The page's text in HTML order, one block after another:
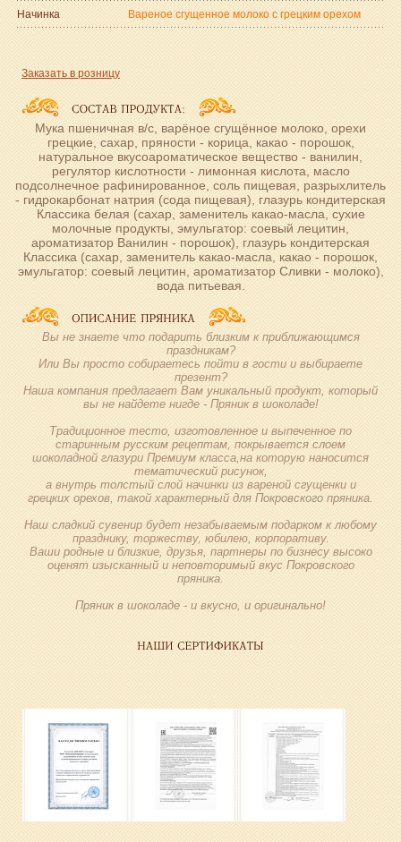
Начинка Вареное сгущенное молоко с грецким орехом
Заказать в розницу
Мука пшеничная в/с, варёное сгущённое молоко, орехи
грецкие, сахар, пряности - корица, какао - порошок,
натуральное вкусоароматическое вещество - ванилин,
регулятор кислотности - лимонная кислота, масло
подсолнечное рафинированное, соль пищевая, разрыхлитель
- гидрокарбонат натрия (сода пищевая), глазурь кондитерская
Классика белая (сахар, заменитель какао-масла, сухие
молочные продукты, эмульгатор: соевый лецитин,
ароматизатор Ванилин - порошок), глазурь кондитерская
Классика (сахар, заменитель какао-масла, какао - порошок,
эмульгатор: соевый лецитин, ароматизатор Сливки - молоко),
вода питьевая.
Вы не знаете что подарить близким к приближающимся
праздникам?
Или Вы просто собираетесь пойти в гости и выбираете
презент?
Наша компания предлагает Вам уникальный продукт, который
вы не найдете нигде - Пряник в шоколаде!
Традиционное тесто, изготовленное и выпеченное по
старинным русским рецептам, покрывается слоем
шоколадной глазури Премиум класса,на которую наносится
тематический рисунок,
а внутрь толстый слой начинки из вареной сгущенки и
грецких орехов, такой характерный для Покровского пряника.
Наш сладкий сувенир будет незабываемым подарком к любому
празднику, торжеству, юбилею, корпоративу.
Ваши родные и близкие, друзья, партнеры по бизнесу высоко
оценят изысканный и неповторимый вкус Покровского
пряника.
Пряник в шоколаде - и вкусно, и оригинально!